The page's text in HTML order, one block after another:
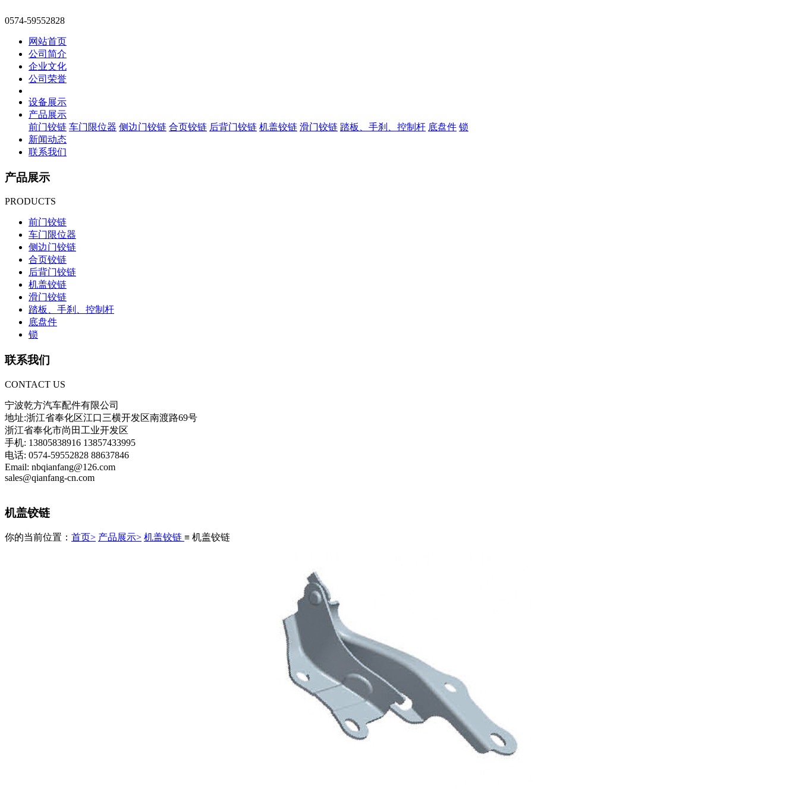
0574-59552828
网站首页
公司简介
企业文化
公司荣誉
设备展示
产品展示
前门铰链 车门限位器 侧边门铰链 合页铰链 后背门铰链 机盖铰链 滑门铰链 踏板、手刹、控制杆 底盘件 锁
新闻动态
联系我们
产品展示
PRODUCTS
前门铰链
车门限位器
侧边门铰链
合页铰链
后背门铰链
机盖铰链
滑门铰链
踏板、手刹、控制杆
底盘件
锁
联系我们
CONTACT US
宁波乾方汽车配件有限公司
地址:浙江省奉化区江口三横开发区南渡路69号
浙江省奉化市尚田工业开发区
手机: 13805838916 13857433995
电话: 0574-59552828 88637846
Email: nbqianfang@126.com
sales@qianfang-cn.com
机盖铰链
你的当前位置： 首页> 产品展示> 机盖铰链 ≡ 机盖铰链